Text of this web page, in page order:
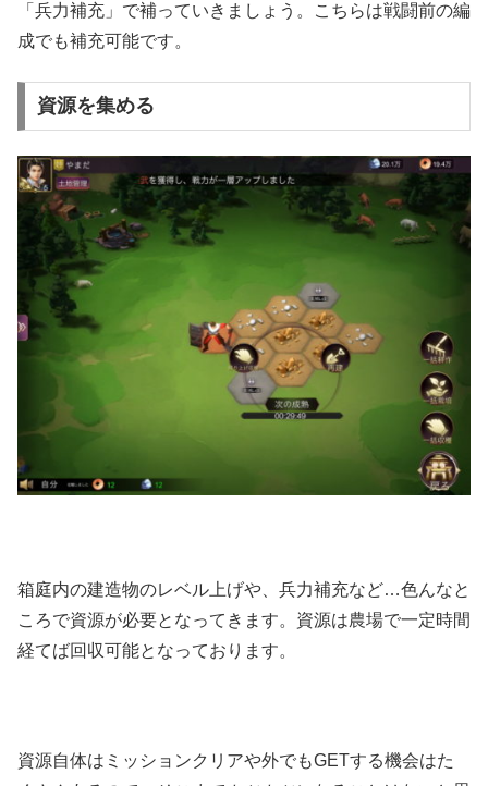
「兵力補充」で補っていきましょう。こちらは戦闘前の編
成でも補充可能です。
資源を集める
箱庭内の建造物のレベル上げや、兵力補充など…色んなと
ころで資源が必要となってきます。資源は農場で一定時間
経てば回収可能となっております。
資源自体はミッションクリアや外でもGETする機会はた